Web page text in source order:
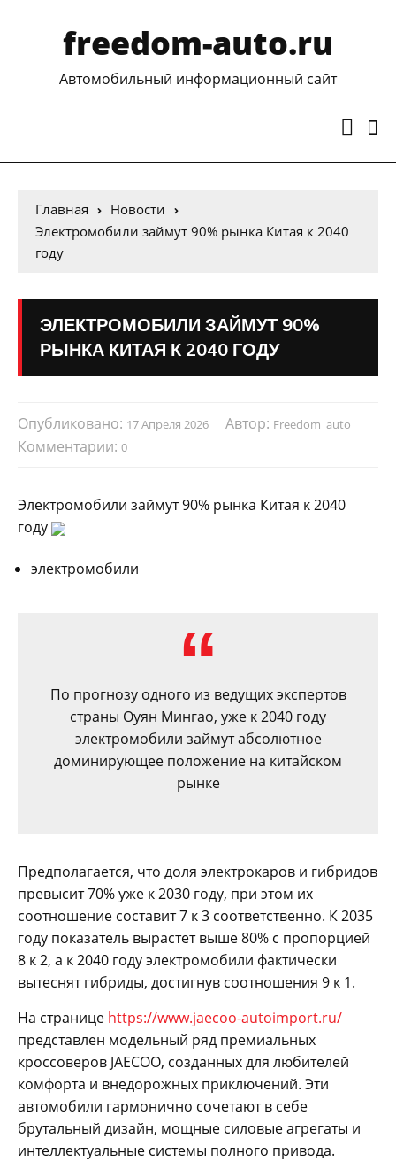
freedom-auto.ru
Автомобильный информационный сайт
Главная
Новости
Электромобили займут 90% рынка Китая к 2040
году
ЭЛЕКТРОМОБИЛИ ЗАЙМУТ 90%
РЫНКА КИТАЯ К 2040 ГОДУ
Опубликовано: 17 Апреля 2026 Автор: Freedom_auto
Комментарии: 0
Электромобили займут 90% рынка Китая к 2040
году
электромобили
По прогнозу одного из ведущих экспертов
страны Оуян Мингао, уже к 2040 году
электромобили займут абсолютное
доминирующее положение на китайском
рынке
Предполагается, что доля электрокаров и гибридов
превысит 70% уже к 2030 году, при этом их
соотношение составит 7 к 3 соответственно. К 2035
году показатель вырастет выше 80% с пропорцией
8 к 2, а к 2040 году электромобили фактически
вытеснят гибриды, достигнув соотношения 9 к 1.
На странице https://www.jaecoo-autoimport.ru/
представлен модельный ряд премиальных
кроссоверов JAECOO, созданных для любителей
комфорта и внедорожных приключений. Эти
автомобили гармонично сочетают в себе
брутальный дизайн, мощные силовые агрегаты и
интеллектуальные системы полного привода.